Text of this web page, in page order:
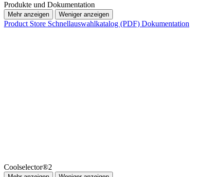
Produkte und Dokumentation
Mehr anzeigen Weniger anzeigen
Product Store Schnellauswahlkatalog (PDF) Dokumentation
Coolselector®2